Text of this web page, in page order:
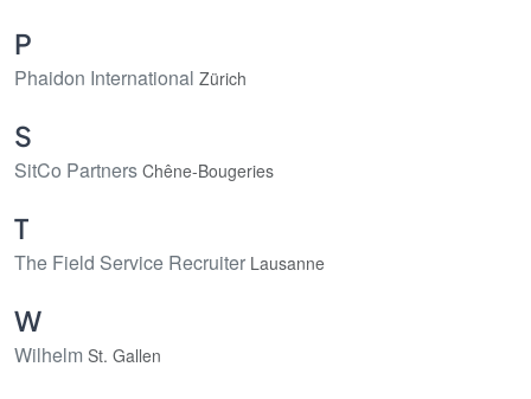
P
Phaidon International Zürich
S
SitCo Partners Chêne-Bougeries
T
The Field Service Recruiter Lausanne
W
Wilhelm St. Gallen